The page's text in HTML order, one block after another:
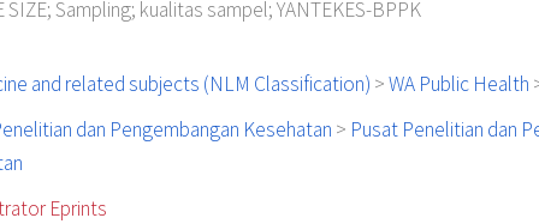
SIZE; Sampling; kualitas sampel; YANTEKES-BPPK
and related subjects (NLM Classification) >WA Public Health
dan Pengembangan Kesehatan > Pusat Penelitian dan
Eprints